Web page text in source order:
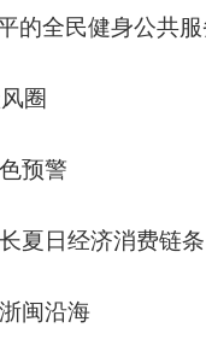
的全民健身公共
圈
预警
夏日经济消费链条
闽沿海